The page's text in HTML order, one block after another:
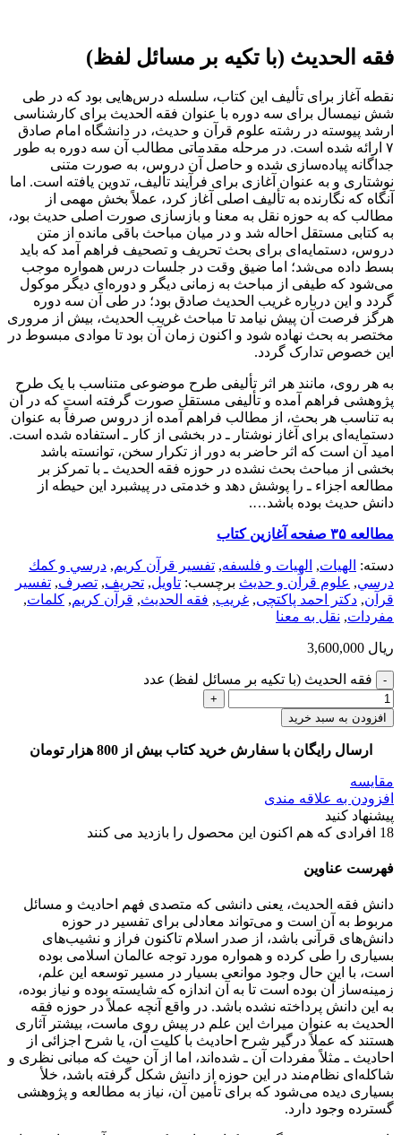
فقه الحدیث (با تکیه بر مسائل لفظ)
نقطه آغاز برای تألیف این کتاب، سلسله درس‌هایی بود که در طی
شش نیمسال برای سه دوره با عنوان فقه الحدیث برای کارشناسی
ارشد پیوسته در رشته علوم قرآن و حدیث، در دانشگاه امام صادق
۷ ارائه شده است. در مرحله مقدماتی مطالب آن سه دوره به طور
جداگانه پیاده‌سازی شده و حاصل آن دروس، به صورت متنی
نوشتاری و به عنوان آغازی برای فرآیند تألیف، تدوین یافته است. اما
آنگاه که نگارنده به تألیف اصلی آغاز کرد، عملاً بخش مهمی از
مطالب که به حوزه نقل به معنا و بازسازی صورت اصلی حدیث بود،
به کتابی مستقل احاله شد و در میان مباحث باقی مانده از متن
دروس، دستمایه‌ای برای بحث تحریف و تصحیف فراهم آمد که باید
بسط داده می‌شد؛ اما ضیق وقت در جلسات درس همواره موجب
می‌شود که طیفی از مباحث به زمانی دیگر و دوره‌ای دیگر موکول
گردد و این درباره غریب الحدیث صادق بود؛ در طی آن سه دوره
هرگز فرصت آن پیش نیامد تا مباحث غریب الحدیث، بیش از مروری
مختصر به بحث نهاده شود و اکنون زمان آن بود تا موادی مبسوط در
این خصوص تدارک گردد.
به هر روی، مانند هر اثر تألیفی طرح موضوعی متناسب با یک طرح
پژوهشی فراهم آمده و تألیفی مستقل صورت گرفته است که در آن
به تناسب هر بحث، از مطالب فراهم آمده از دروس صرفاً به عنوان
دستمایه‌ای برای آغاز نوشتار ـ در بخشی از کار ـ استفاده شده است.
امید آن است که اثر حاضر به دور از تکرار سخن، توانسته باشد
بخشی از مباحث بحث نشده در حوزه فقه الحدیث ـ با تمرکز بر
مطالعه اجزاء ـ را پوشش دهد و خدمتی در پیشبرد این حیطه از
دانش حدیث بوده باشد….
مطالعه ۳۵ صفحه آغازین کتاب
دسته: الهيات, الهیات و فلسفه, تفسیر قرآن کریم, درسي و كمك
درسي, علوم قرآن و حدیث برچسب: تاویل, تحریف, تصرف, تفسیر
قرآن, دکتر احمد پاکتچی, غریب, فقه الحدیث, قرآن کریم, کلمات,
مفردات, نقل به معنا
ریال
فقه الحدیث (با تکیه بر مسائل لفظ) عدد
افزودن به سبد خرید
ارسال رایگان با سفارش خرید کتاب بیش از 800 هزار تومان
مقایسه
افزودن به علاقه مندی
پیشنهاد کنید
18 افرادی که هم اکنون این محصول را بازدید می کنند
فهرست عناوین
دانش فقه الحدیث، یعنی دانشی که متصدی فهم احادیث و مسائل
مربوط به آن است و می‌تواند معادلی برای تفسیر در حوزه
دانش‌های قرآنی باشد، از صدر اسلام تاکنون فراز و نشیب‌های
بسیاری را طی کرده و همواره مورد توجه عالمان اسلامی بوده
است، با این حال وجود موانعی بسیار در مسیر توسعه این علم،
زمینه‌ساز آن بوده است تا به آن اندازه که شایسته بوده و نیاز بوده،
به این دانش پرداخته نشده باشد. در واقع آنچه عملاً در حوزه فقه
الحدیث به عنوان میراث این علم در پیش روی ماست، بیشتر آثاری
هستند که عملاً درگیر شرح احادیث با کلیت آن، یا شرح اجزائی از
احادیث ـ مثلاً مفردات آن ـ شده‌اند، اما از آن حیث که مبانی نظری و
شاکله‌ای نظام‌مند در این حوزه از دانش شکل گرفته باشد، خلأ
بسیاری دیده می‌شود که برای تأمین آن، نیاز به مطالعه و پژوهشی
گسترده وجود دارد.